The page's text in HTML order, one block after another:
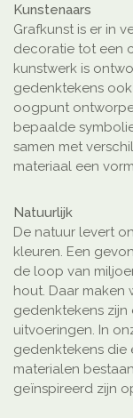
Kunstenaars
Grafkunst is er in
decoratie tot een
kunstwerk is
gedenktekens
oogpunt
bepaalde
samen met
materiaal een
Natuurlijk
De natuur levert
kleuren. Een
de loop van
hout. Daar maken
gedenktekens zijn
uitvoeringen. In
gedenktekens die
materialen
geïnspireerd zijn